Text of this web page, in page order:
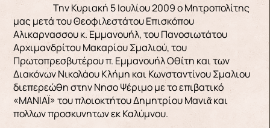
Την Κυριακή 5 Ιουλίου 2009 ο Μητροπολίτης
μας μετά του Θεοφιλεστάτου Επισκόπου
Αλικαρνασσου κ. Εμμανουήλ, του Πανοσιωτάτου
Αρχιμανδρίτου Μακαρίου Σμαλιού, του
Πρωτοπρεσβυτέρου π. Εμμανουήλ Οθίτη και των
Διακόνων Νικολάου Κλήμη και Κωνσταντίνου Σμαλιου
διεπερεώθη στην Νησο Ψέριμο με το επιβατικό
«ΜΑΝΙΑΪ» του πλοιοκτήτου Δημητρίου Μανιᾶ και
πολλων προσκυνητων εκ Καλύμνου.